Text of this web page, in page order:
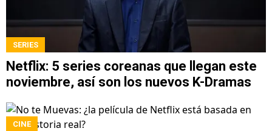
SERIES
Netflix: 5 series coreanas que llegan este
noviembre, así son los nuevos K-Dramas
CINE